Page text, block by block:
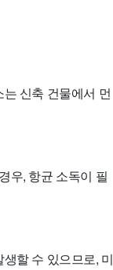
신축 건물에서 먼
우, 항균 소독이 필
할 수 있으므로, 미